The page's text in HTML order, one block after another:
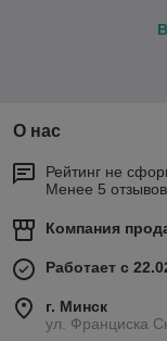
О нас
Рейтинг не
Менее 5
Компания
Работает с
г. Минск
ул. Франциска